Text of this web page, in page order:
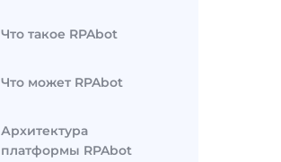
Что такое RPAbot
Что может RPAbot
Архитектура
платформы RPAbot